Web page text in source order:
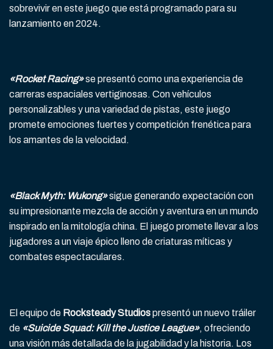
sobrevivir en este juego que está programado para su
lanzamiento en 2024.
«Rocket Racing»se presentó como una experiencia de
carreras espaciales vertiginosas. Con vehículos
personalizables y una variedad de pistas, este juego
promete emociones fuertes y competición frenética para
los amantes de la velocidad.
«Black Myth: Wukong»sigue generando expectación con
su impresionante mezcla de acción y aventura en un mundo
inspirado en la mitología china. El juego promete llevar a los
jugadores a un viaje épico lleno de criaturas míticas y
combates espectaculares.
El equipo de Rocksteady Studiospresentó un nuevo tráiler
de «Suicide Squad: Kill the Justice League», ofreciendo
una visión más detallada de la jugabilidad y la historia. Los